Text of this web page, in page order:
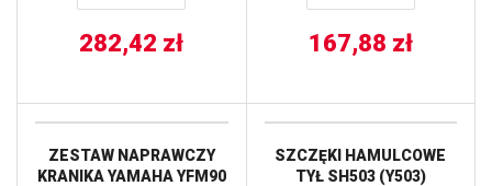
282,42 zł 167,88 zł
ZESTAW NAPRAWCZY
KRANIKA YAMAHA YFM90
SZCZĘKI HAMULCOWE
TYŁ SH503 (Y503)